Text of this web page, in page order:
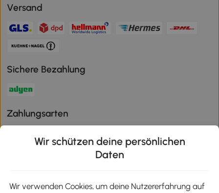
Versand
Sichere Bezahlung
Zahlungsarten
Wir schützen deine persönlichen
Daten
Wir verwenden Cookies, um deine Nutzererfahrung auf